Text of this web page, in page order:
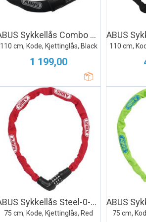
ABUS Sykkellås Combo 8808
110 cm, Kode, Kjettinglås, Black
1 199,00
110 cm,
ABUS Sykkellås Steel-0-Chain 5805
75 cm, Kode, Kjettinglås, Red 75 cm,